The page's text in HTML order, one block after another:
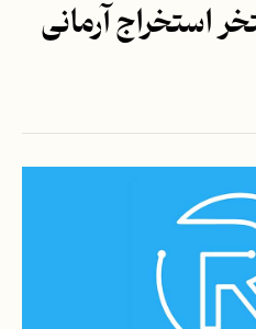
استخراج آرمانی